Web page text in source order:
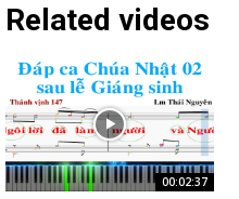
Related videos
00:02:37